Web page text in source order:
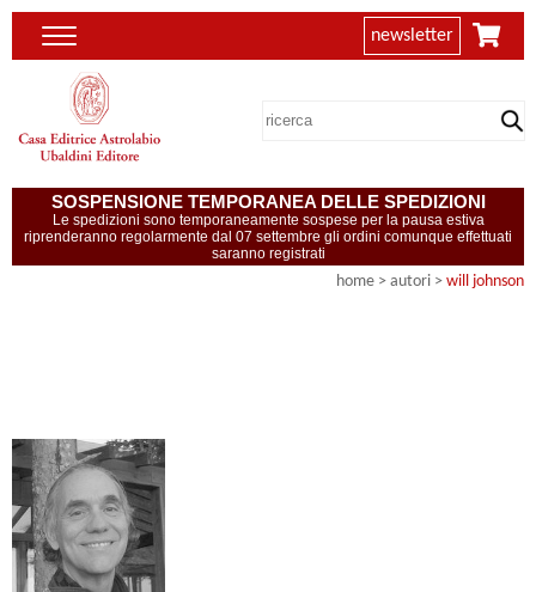
newsletter
SOSPENSIONE TEMPORANEA DELLE SPEDIZIONI
Le spedizioni sono temporaneamente sospese per la pausa estiva
riprenderanno regolarmente dal 07 settembre gli ordini comunque effettuati
saranno registrati
home > autori > will johnson